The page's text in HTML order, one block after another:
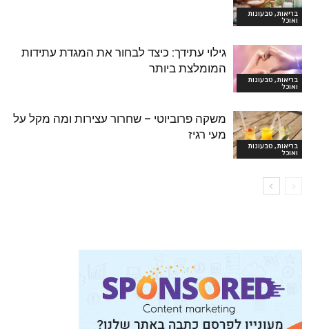
בריאות, טבעונות
ואוכל
בריאות, טבעונות
ואוכל
גילוי עתידך: כיצד לבחור את המגדת עתידות
המומלצת ביותר
בריאות, טבעונות
ואוכל
משקה פרוביוטי – שחרור עצירות ומה מקל על
מעי רגיז